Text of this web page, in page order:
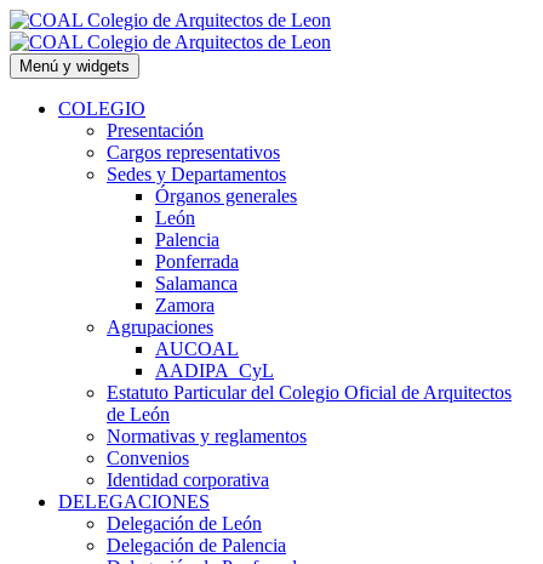
Saltar
al
contenido
Menú y widgets
COLEGIO
Presentación
Cargos representativos
Sedes y Departamentos
Órganos generales
León
Palencia
Ponferrada
Salamanca
Zamora
Agrupaciones
AUCOAL
AADIPA_CyL
Estatuto Particular del Colegio Oficial de Arquitectos
de León
Normativas y reglamentos
Convenios
Identidad corporativa
DELEGACIONES
Delegación de León
Delegación de Palencia